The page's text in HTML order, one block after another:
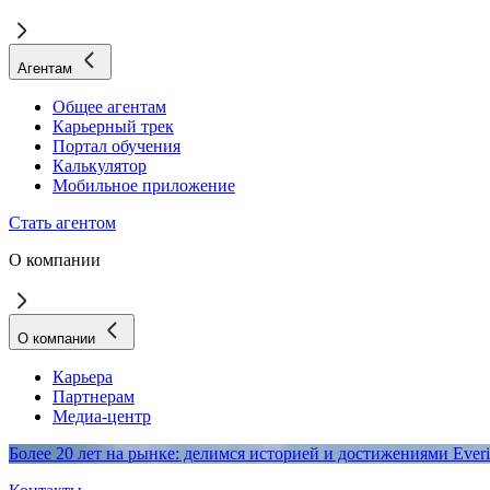
Агентам
Общее агентам
Карьерный трек
Портал обучения
Калькулятор
Мобильное приложение
Стать агентом
О компании
О компании
Карьера
Партнерам
Медиа-центр
Более 20 лет на рынке: делимся историей и достижениями